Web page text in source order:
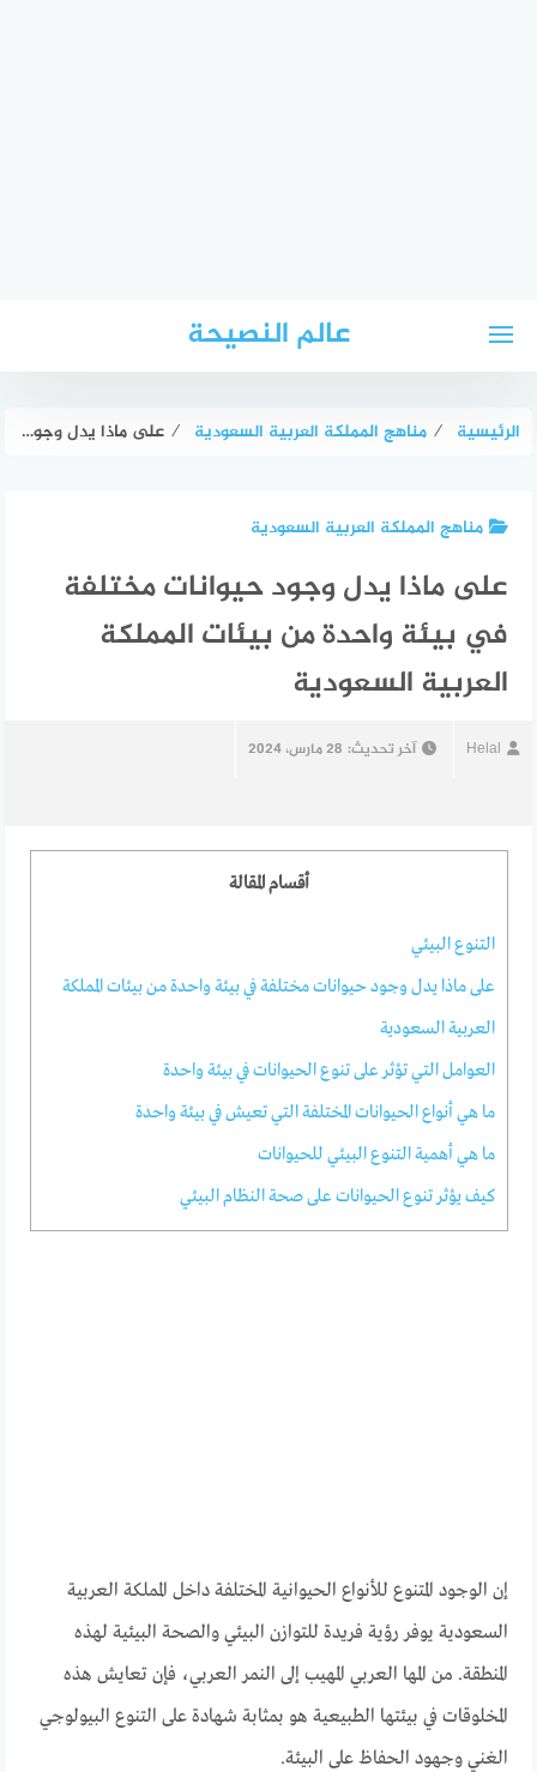
عالم النصيحة
الرئيسية ⁄ مناهج المملكة العربية السعودية ⁄ على ماذا يدل وجود حيوانات مختلفة في بيئة واحدة من بيئات المملكة العربية السعودية
مناهج المملكة العربية السعودية
على ماذا يدل وجود حيوانات مختلفة
في بيئة واحدة من بيئات المملكة
العربية السعودية
Helal آخر تحديث: 28 مارس، 2024
أقسام المقالة
التنوع البيئي
على ماذا يدل وجود حيوانات مختلفة في بيئة واحدة من بيئات المملكة
العربية السعودية
العوامل التي تؤثر على تنوع الحيوانات في بيئة واحدة
ما هي أنواع الحيوانات المختلفة التي تعيش في بيئة واحدة
ما هي أهمية التنوع البيئي للحيوانات
كيف يؤثر تنوع الحيوانات على صحة النظام البيئي
إن الوجود المتنوع للأنواع الحيوانية المختلفة داخل المملكة العربية
السعودية يوفر رؤية فريدة للتوازن البيئي والصحة البيئية لهذه
المنطقة. من المها العربي المهيب إلى النمر العربي، فإن تعايش هذه
المخلوقات في بيئتها الطبيعية هو بمثابة شهادة على التنوع البيولوجي
الغني وجهود الحفاظ على البيئة.